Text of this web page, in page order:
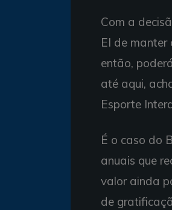
Com a
EI de
então,
até aqui,
Esporte
É o caso do
anuais que
valor ainda
de